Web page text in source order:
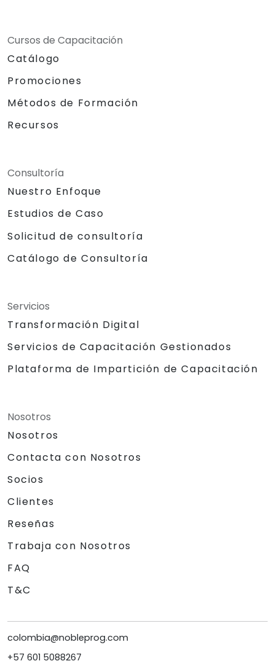
Cursos de Capacitación
Catálogo
Promociones
Métodos de Formación
Recursos
Consultoría
Nuestro Enfoque
Estudios de Caso
Solicitud de consultoría
Catálogo de Consultoría
Servicios
Transformación Digital
Servicios de Capacitación Gestionados
Plataforma de Impartición de Capacitación
Nosotros
Nosotros
Contacta con Nosotros
Socios
Clientes
Reseñas
Trabaja con Nosotros
FAQ
T&C
colombia@nobleprog.com
+57 601 5088267